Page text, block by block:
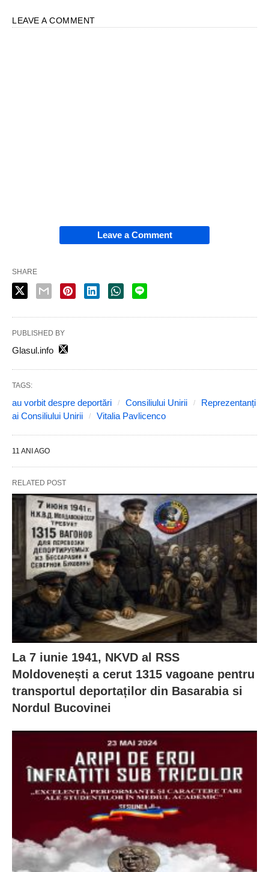
LEAVE A COMMENT
Leave a Comment
SHARE
PUBLISHED BY
Glasul.info
TAGS:
au vorbit despre deportări Consiliului Unirii
Reprezentanți
ai Consiliului Unirii
Vitalia Pavlicenco
11 ANI AGO
RELATED POST
La 7 iunie 1941, NKVD al RSS
Moldovenești a cerut 1315 vagoane pentru
transportul deportaților din Basarabia si
Nordul Bucovinei